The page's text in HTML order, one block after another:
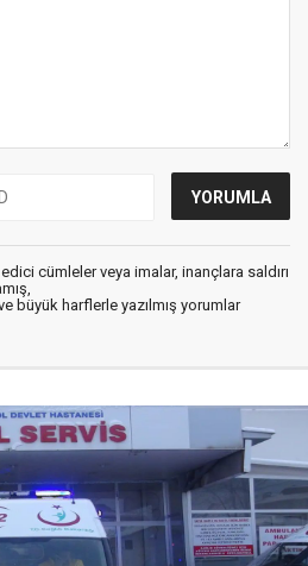
cümleler veya imalar, inançlara saldırı
büyük harflerle yazılmış yorumlar